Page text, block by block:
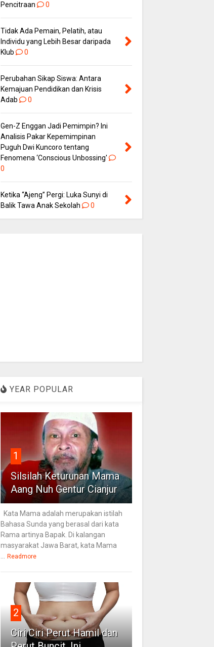
Pencitraan
0
Tidak Ada Pemain, Pelatih, atau
Individu yang Lebih Besar daripada
Klub
0
Perubahan Sikap Siswa: Antara
Kemajuan Pendidikan dan Krisis
Adab
0
Gen-Z Enggan Jadi Pemimpin? Ini
Analisis Pakar Kepemimpinan
Puguh Dwi Kuncoro tentang
Fenomena ‘Conscious Unbossing'
0
Ketika “Ajeng” Pergi: Luka Sunyi di
Balik Tawa Anak Sekolah
0
YEAR POPULAR
1
Silsilah Keturunan Mama
Aang Nuh Gentur Cianjur
Kata Mama adalah merupakan istilah
Bahasa Sunda yang berasal dari kata
Rama artinya Bapak. Di kalangan
masyarakat Jawa Barat, kata Mama
... Readmore
2
Ciri Ciri Perut Hamil dan